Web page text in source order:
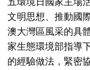
文明思想、推動國
澳大灣區風采的具
家生態環境部指導
的經驗做法，緊密